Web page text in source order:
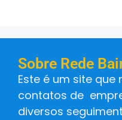
Sobre Rede
Este é um site
contatos de
diversos